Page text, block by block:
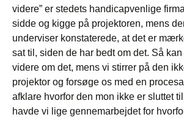
videre” er stedets handicapvenlige
sidde og kigge på projektoren, mens
underviser konstaterede, at det er
sat til, siden de har bedt om det. Så
videre om det, mens vi stirrer på den
projektor og forsøge os med en
afklare hvorfor den mon ikke er sluttet
havde vi lige gennemarbejdet for